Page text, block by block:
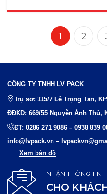
1 2
CÔNG TY TNHH LV PACK
Trụ sở: 115/7 Lê Trọng Tấn,
ĐĐKD: 669/55 Nguyễn Ảnh Thủ,
ĐT: 0286 271 9086 – 0938 839
info@lvpack.vn –
Xem bản đồ
NHẬN THÔNG TIN
CHO